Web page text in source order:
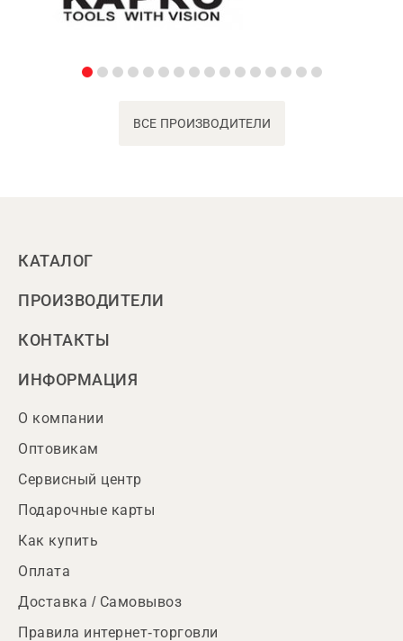
ВСЕ ПРОИЗВОДИТЕЛИ
КАТАЛОГ
ПРОИЗВОДИТЕЛИ
КОНТАКТЫ
ИНФОРМАЦИЯ
О компании
Оптовикам
Сервисный центр
Подарочные карты
Как купить
Оплата
Доставка / Самовывоз
Правила интернет-торговли